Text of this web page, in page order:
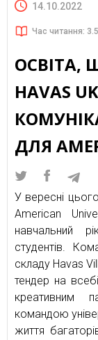
14.10.2022
Час читання:
ОСВІТА,
HAVAS
ДЛЯ
У вересні
American
навчальний
студентів.
складу Havas
тендер на
креативним
командою
життя